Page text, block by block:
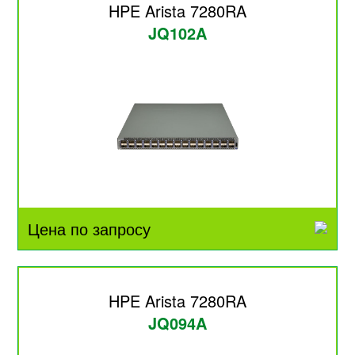
HPE Arista 7280RA
JQ102A
Цена по запросу
HPE Arista 7280RA
JQ094A